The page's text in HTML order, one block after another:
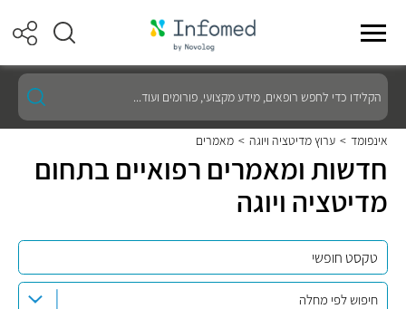
הקלידו
כדי
לחפש
רופאים,
מידע
מקצועי,
פורומים
ועוד...
אינפומד > ערוץ מדיטציה ויוגה > מאמרים
חדשות ומאמרים רפואיים בתחום
מדיטציה ויוגה
חיפוש לפי מחלה